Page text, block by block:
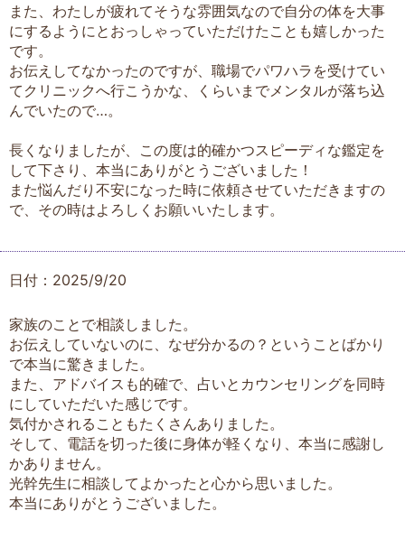
また、わたしが疲れてそうな雰囲気なので自分の体を大事
にするようにとおっしゃっていただけたことも嬉しかった
です。
お伝えしてなかったのですが、職場でパワハラを受けてい
てクリニックへ行こうかな、くらいまでメンタルが落ち込
んでいたので…。
長くなりましたが、この度は的確かつスピーディな鑑定を
して下さり、本当にありがとうございました！
また悩んだり不安になった時に依頼させていただきますの
で、その時はよろしくお願いいたします。
日付：2025/9/20
家族のことで相談しました。
お伝えしていないのに、なぜ分かるの？ということばかり
で本当に驚きました。
また、アドバイスも的確で、占いとカウンセリングを同時
にしていただいた感じです。
気付かされることもたくさんありました。
そして、電話を切った後に身体が軽くなり、本当に感謝し
かありません。
光幹先生に相談してよかったと心から思いました。
本当にありがとうございました。